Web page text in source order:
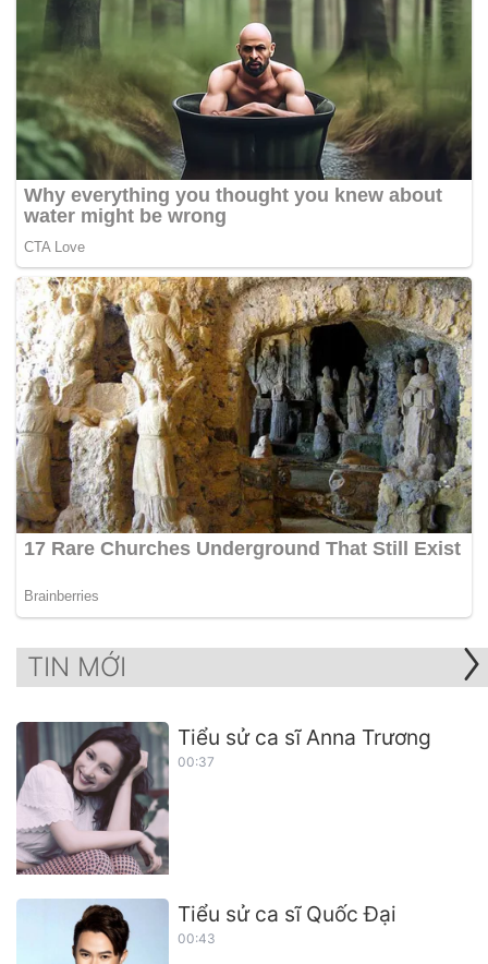
TIN MỚI
Tiểu sử ca sĩ Anna Trương
00:37
Tiểu sử ca sĩ Quốc Đại
00:43